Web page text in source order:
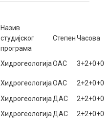
Назив
студијског
програма
СтепенЧасова
ХидрогеологијаОАС
3+2+0+0
ХидрогеологијаОАС
2+2+0+0
Хидрогеологија ДАС
2+2+0+0
Хидрогеологија ДАС
2+2+0+0